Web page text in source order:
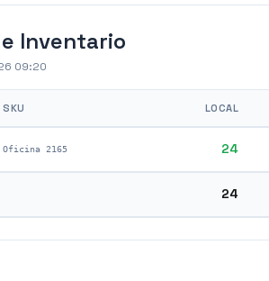
Inventario
09:20
SKU LOCAL
Oficina 2165 24
24